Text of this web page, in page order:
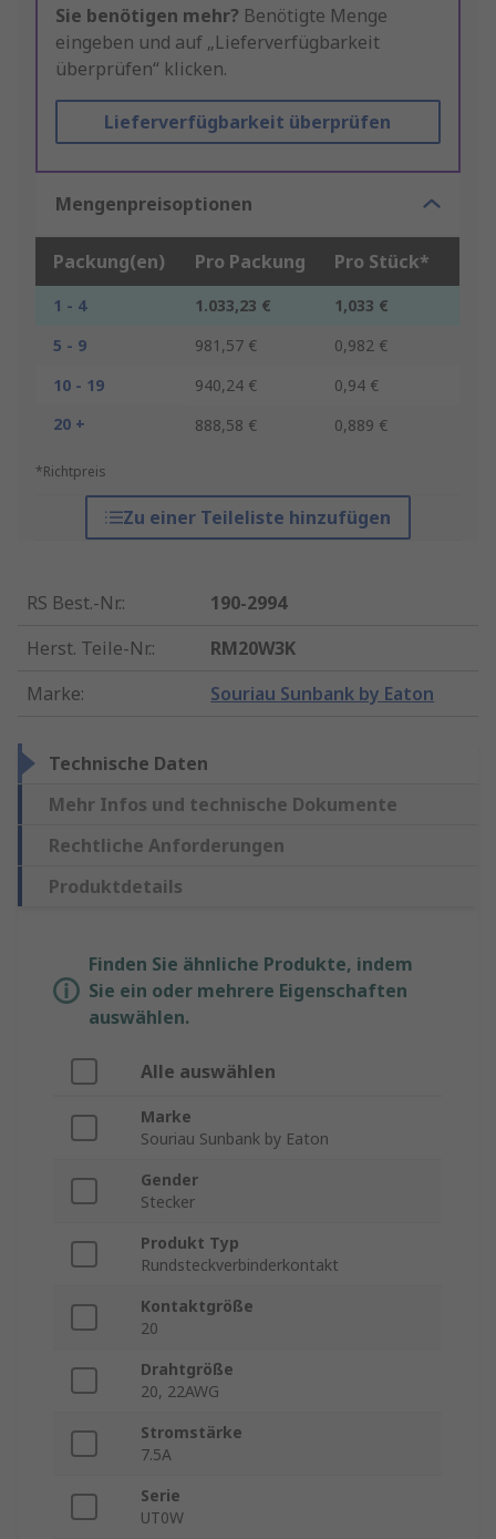
Sie benötigen mehr? Benötigte Menge
eingeben und auf „Lieferverfügbarkeit
überprüfen“ klicken.
Lieferverfügbarkeit überprüfen
Mengenpreisoptionen
Packung(en) Pro Packung Pro Stück*
1 - 4 1.033,23 €
1,033 €
5 - 9
981,57 €
0,982 €
10 - 19
940,24 €
0,94 €
20 +
888,58 € 0,889 €
*Richtpreis
Zu einer Teileliste hinzufügen
RS Best.-Nr.:
190-2994
Herst. Teile-Nr.:
RM20W3K
Marke: Souriau Sunbank by Eaton
Technische Daten
Mehr Infos und technische Dokumente
Rechtliche Anforderungen
Produktdetails
Finden Sie ähnliche Produkte, indem
Sie ein oder mehrere Eigenschaften
auswählen.
Alle auswählen
Marke
Souriau Sunbank by Eaton
Gender
Stecker
Produkt Typ
Rundsteckverbinderkontakt
Kontaktgröße
20
Drahtgröße
20, 22AWG
Stromstärke
7.5A
Serie
UT0W